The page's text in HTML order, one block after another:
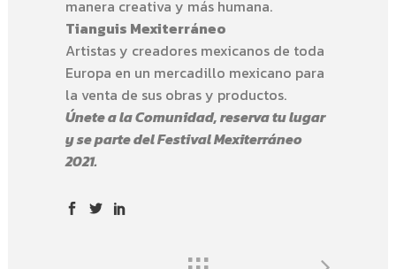
manera creativa y más humana.
Tianguis Mexiterráneo
Artistas y creadores mexicanos de toda
Europa en un mercadillo mexicano para
la venta de sus obras y productos.
Únete a la Comunidad, reserva tu lugar
y se parte del Festival Mexiterráneo
2021.